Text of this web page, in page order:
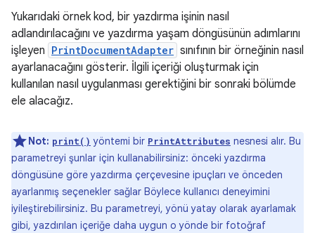
Yukarıdaki örnek kod, bir yazdırma işinin nasıl
adlandırılacağını ve yazdırma yaşam döngüsünün adımlarını
işleyen PrintDocumentAdapter sınıfının bir örneğinin nasıl
ayarlanacağını gösterir. İlgili içeriği oluşturmak için
kullanılan nasıl uygulanması gerektiğini bir sonraki bölümde
ele alacağız.
Not: print() yöntemi bir PrintAttributes nesnesi alır. Bu
parametreyi şunlar için kullanabilirsiniz: önceki yazdırma
döngüsüne göre yazdırma çerçevesine ipuçları ve önceden
ayarlanmış seçenekler sağlar Böylece kullanıcı deneyimini
iyileştirebilirsiniz. Bu parametreyi, yönü yatay olarak ayarlamak
gibi, yazdırılan içeriğe daha uygun o yönde bir fotoğraf